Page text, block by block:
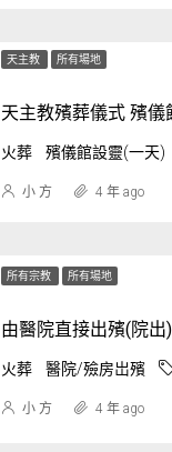
天主教 所有場地
天主教殯葬儀式 殯儀
火葬 殯儀館設靈(一天)
小 方 4 年 ago
所有宗教 所有場地
由醫院直接出殯(院出)
火葬 醫院/殮房岀殯
小 方 4 年 ago